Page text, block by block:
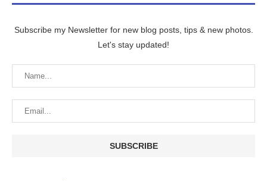
Subscribe my Newsletter for new blog posts, tips & new photos.
Let's stay updated!